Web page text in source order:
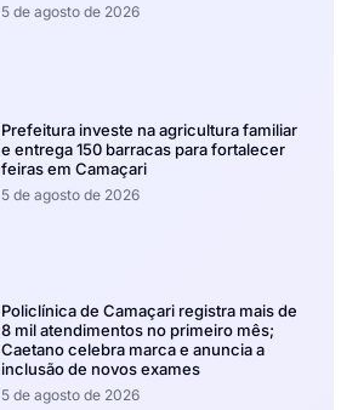
5 de agosto de 2026
Prefeitura investe na agricultura familiar
e entrega 150 barracas para fortalecer
feiras em Camaçari
5 de agosto de 2026
Policlínica de Camaçari registra mais de
8 mil atendimentos no primeiro mês;
Caetano celebra marca e anuncia a
inclusão de novos exames
5 de agosto de 2026